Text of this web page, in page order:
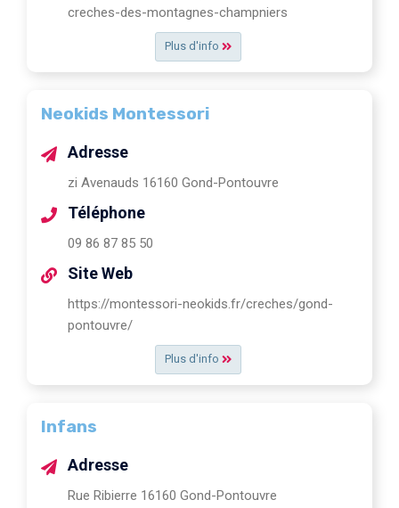
Plus d'info
creches-des-montagnes-champniers
Neokids Montessori
Plus d'info
Adresse
zi Avenauds 16160 Gond-Pontouvre
Téléphone
09 86 87 85 50
Site Web
https://montessori-neokids.fr/creches/gond-
pontouvre/
Infans
Adresse
Rue Ribierre 16160 Gond-Pontouvre